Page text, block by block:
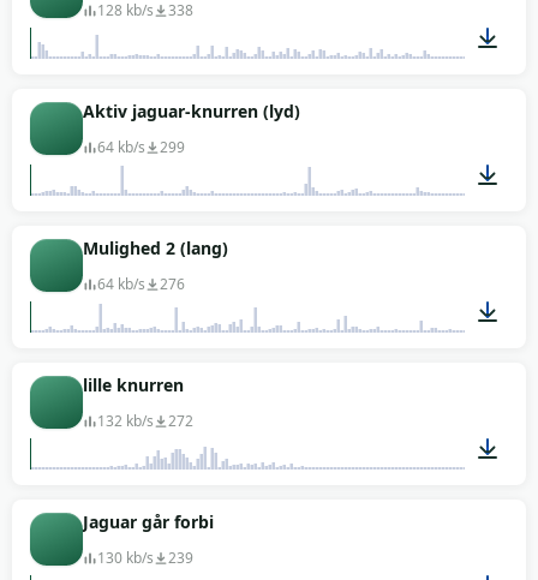
128 kb/s 338
Aktiv jaguar-knurren (lyd)
64 kb/s 299
Mulighed 2 (lang)
64 kb/s 276
lille knurren
132 kb/s 272
Jaguar går forbi
130 kb/s 239